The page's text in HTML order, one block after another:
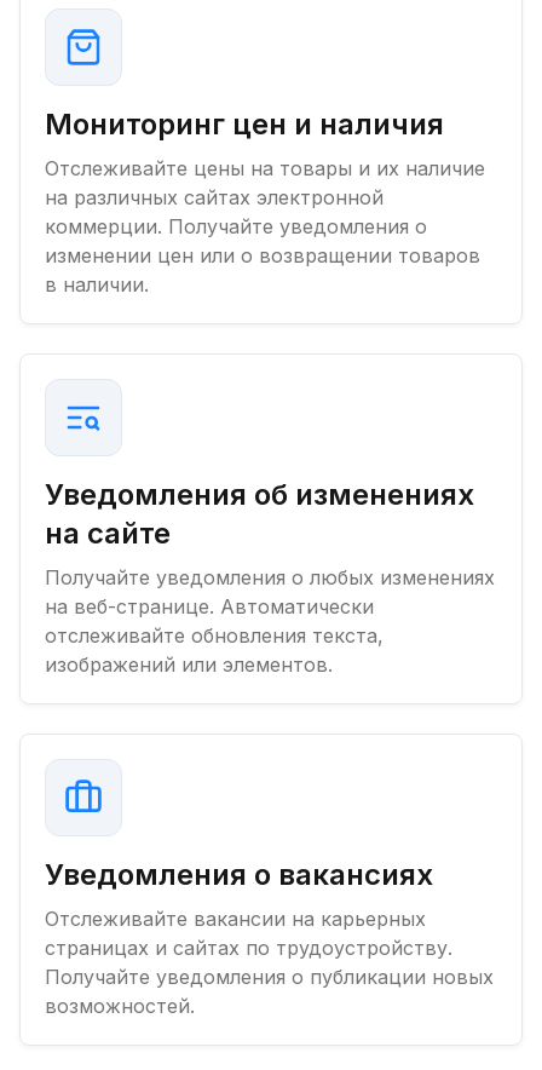
Мониторинг цен и наличия
Отслеживайте цены на товары и их наличие
на различных сайтах электронной
коммерции. Получайте уведомления о
изменении цен или о возвращении товаров
в наличии.
Уведомления об изменениях
на сайте
Получайте уведомления о любых изменениях
на веб-странице. Автоматически
отслеживайте обновления текста,
изображений или элементов.
Уведомления о вакансиях
Отслеживайте вакансии на карьерных
страницах и сайтах по трудоустройству.
Получайте уведомления о публикации новых
возможностей.